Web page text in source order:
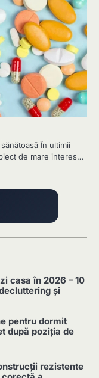
În ultimii
de mare interes…
casa în 2026 – 10
și
pentru dormit
după poziția de
rezistente